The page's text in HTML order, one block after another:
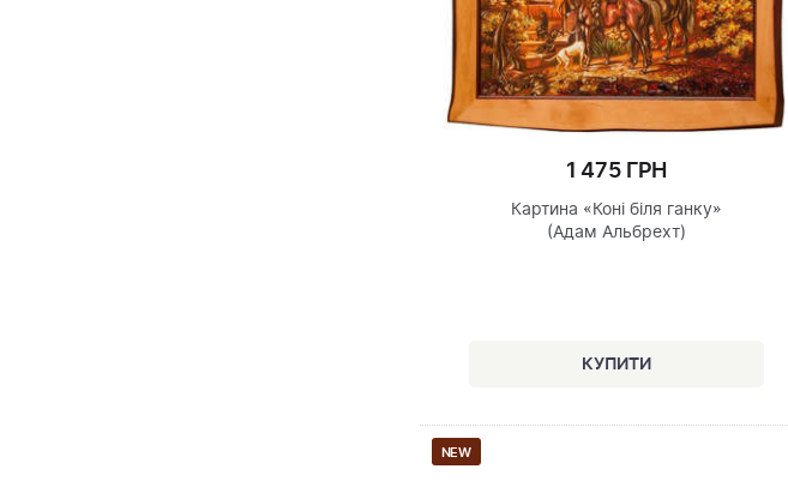
1 475 ГРН
Картина «Коні біля ганку»
(Адам Альбрехт)
NEW